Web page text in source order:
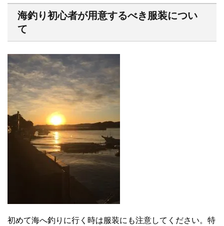
海釣り初心者が用意するべき服装につい
て
初めて海へ釣りに行く時は服装にも注意してください。特